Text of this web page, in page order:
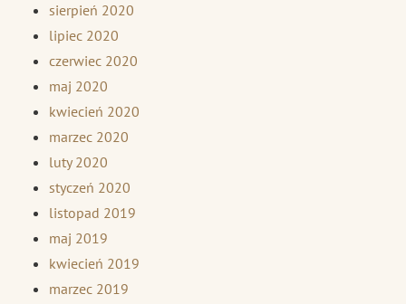
sierpień 2020
lipiec 2020
czerwiec 2020
maj 2020
kwiecień 2020
marzec 2020
luty 2020
styczeń 2020
listopad 2019
maj 2019
kwiecień 2019
marzec 2019